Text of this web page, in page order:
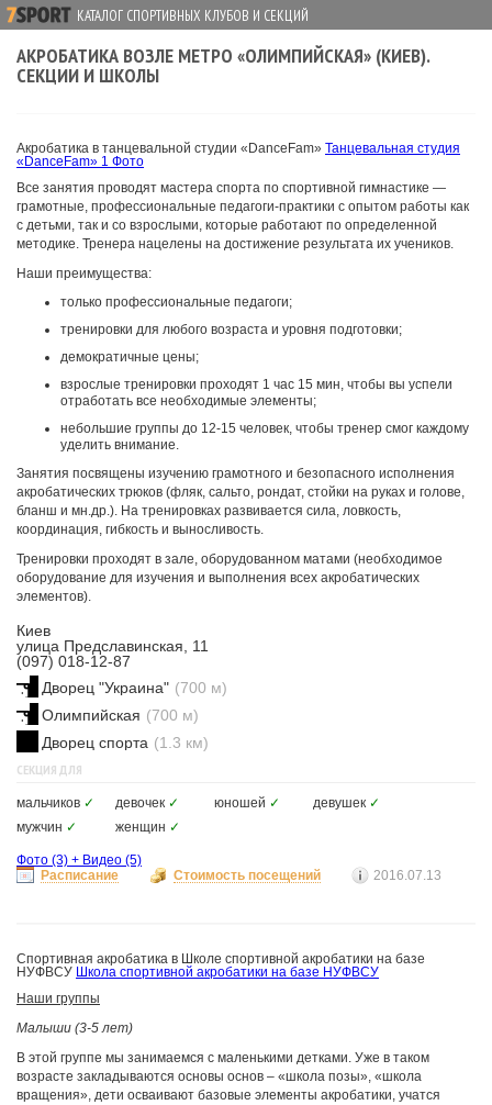
КАТАЛОГ СПОРТИВНЫХ КЛУБОВ И СЕКЦИЙ
АКРОБАТИКА ВОЗЛЕ МЕТРО «ОЛИМПИЙСКАЯ» (КИЕВ).
СЕКЦИИ И ШКОЛЫ
Акробатика в танцевальной студии «DanceFam» Танцевальная студия
«DanceFam» 1 Фото
Все занятия проводят мастера спорта по спортивной гимнастике —
грамотные, профессиональные педагоги-практики с опытом работы как
с детьми, так и со взрослыми, которые работают по определенной
методике. Тренера нацелены на достижение результата их учеников.
Наши преимущества:
только профессиональные педагоги;
тренировки для любого возраста и уровня подготовки;
демократичные цены;
взрослые тренировки проходят 1 час 15 мин, чтобы вы успели
отработать все необходимые элементы;
небольшие группы до 12-15 человек, чтобы тренер смог каждому
уделить внимание.
Занятия посвящены изучению грамотного и безопасного исполнения
акробатических трюков (фляк, сальто, рондат, стойки на руках и голове,
бланш и мн.др.). На тренировках развивается сила, ловкость,
координация, гибкость и выносливость.
Тренировки проходят в зале, оборудованном матами (необходимое
оборудование для изучения и выполнения всех акробатических
элементов).
Киев
улица Предславинская, 11
(097) 018-12-87
Дворец "Украина" (700 м)
Олимпийская (700 м)
Дворец спорта (1.3 км)
СЕКЦИЯ ДЛЯ
мальчиков ✓ девочек ✓ юношей ✓ девушек ✓
мужчин ✓ женщин ✓
Фото (3) + Видео (5)
Расписание
Стоимость посещений 2016.07.13
Спортивная акробатика в Школе спортивной акробатики на базе
НУФВСУ Школа спортивной акробатики на базе НУФВСУ
Наши группы
Малыши (3-5 лет)
В этой группе мы занимаемся с маленькими детками. Уже в таком
возрасте закладываются основы основ – «школа позы», «школа
вращения», дети осваивают базовые элементы акробатики, учатся